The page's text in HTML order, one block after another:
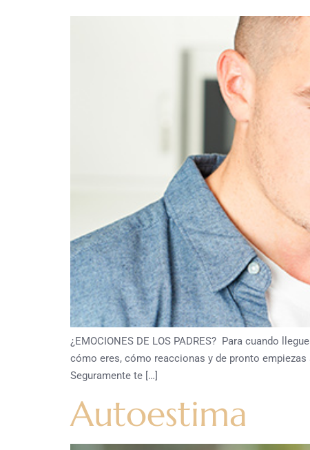
¿EMOCIONES DE LOS PADRES? Para cuando
cómo eres, cómo reaccionas y de pronto
Seguramente te […]
Autoestima